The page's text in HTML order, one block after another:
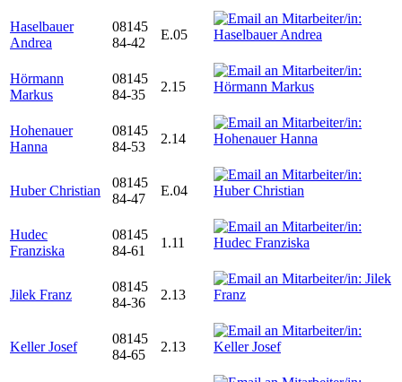
Haselbauer
Andrea
08145
84-42
E.05
Hörmann
Markus
08145
84-35
2.15
Hohenauer
Hanna
08145
84-53
2.14
Huber Christian
08145
84-47
E.04
Hudec
Franziska
08145
84-61
1.11
Jilek Franz
08145
84-36
2.13
Keller Josef
08145
84-65
2.13